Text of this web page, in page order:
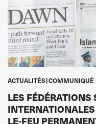
ACTUALITÉS COMMUNIQUÉ
LES FÉDÉRATIONS
LE-FEU